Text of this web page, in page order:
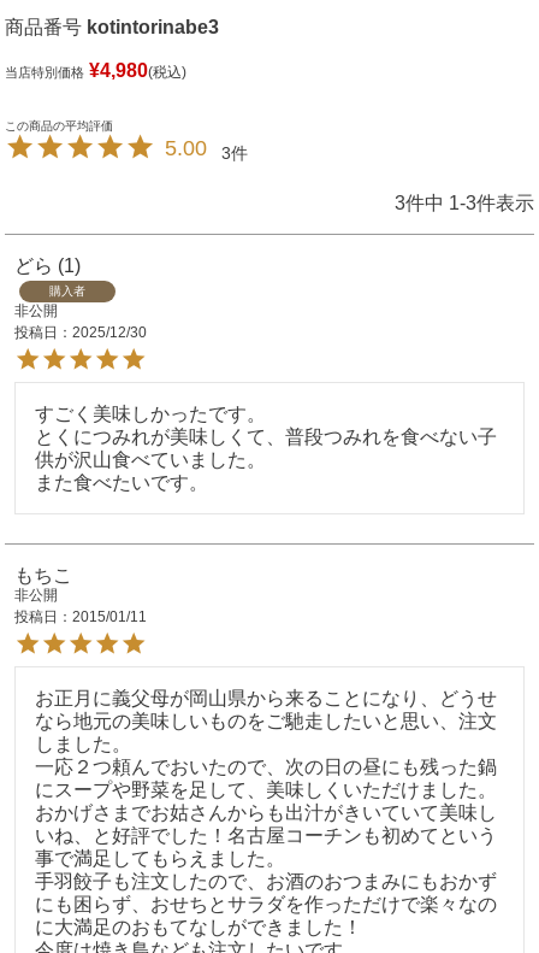
商品番号 kotintorinabe3
当店特別価格 ¥4,980 税込
5.00 3
3件中 1-3件表示
どら 1
購入者
非公開
投稿日
2025/12/30
すごく美味しかったです。
とくにつみれが美味しくて、普段つみれを食べない子
供が沢山食べていました。
また食べたいです。
もちこ
非公開
投稿日
2015/01/11
お正月に義父母が岡山県から来ることになり、どうせ
なら地元の美味しいものをご馳走したいと思い、注文
しました。
一応２つ頼んでおいたので、次の日の昼にも残った鍋
にスープや野菜を足して、美味しくいただけました。
おかげさまでお姑さんからも出汁がきいていて美味し
いね、と好評でした！名古屋コーチンも初めてという
事で満足してもらえました。
手羽餃子も注文したので、お酒のおつまみにもおかず
にも困らず、おせちとサラダを作っただけで楽々なの
に大満足のおもてなしができました！